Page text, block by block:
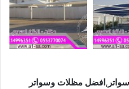
مظلات وسواتر